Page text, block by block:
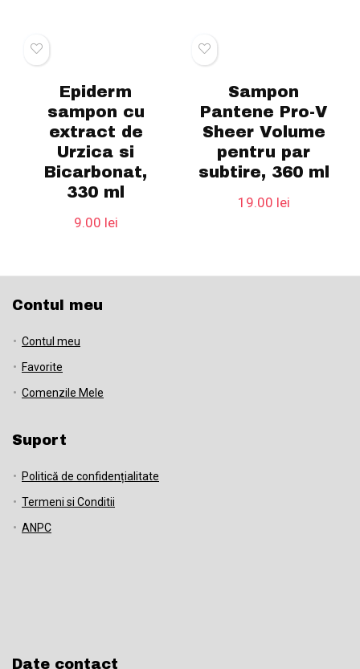
Epiderm
sampon cu
extract de
Urzica si
Bicarbonat,
330 ml
9.00 lei
Sampon
Pantene Pro-V
Sheer Volume
pentru par
subtire, 360 ml
19.00 lei
Contul meu
Contul meu
Favorite
Comenzile Mele
Suport
Politică de confidențialitate
Termeni si Conditii
ANPC
Date contact